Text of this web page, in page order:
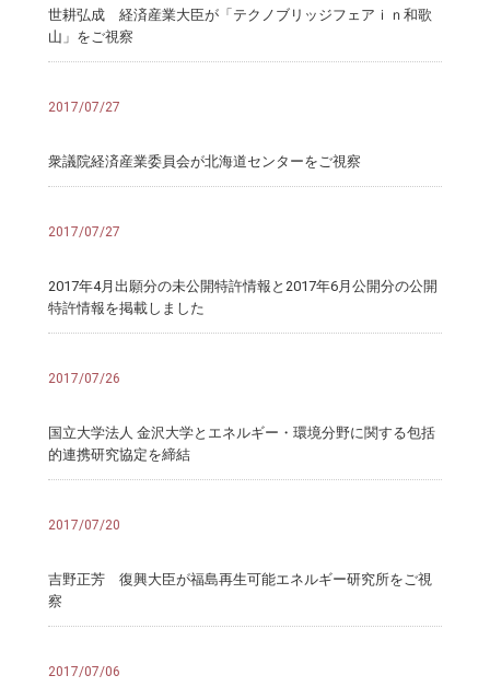
世耕弘成 経済産業大臣が「テクノブリッジフェアｉｎ和歌
山」をご視察
2017/07/27
衆議院経済産業委員会が北海道センターをご視察
2017/07/27
2017年4月出願分の未公開特許情報と2017年6月公開分の公開
特許情報を掲載しました
2017/07/26
国立大学法人 金沢大学とエネルギー・環境分野に関する包括
的連携研究協定を締結
2017/07/20
吉野正芳 復興大臣が福島再生可能エネルギー研究所をご視
察
2017/07/06